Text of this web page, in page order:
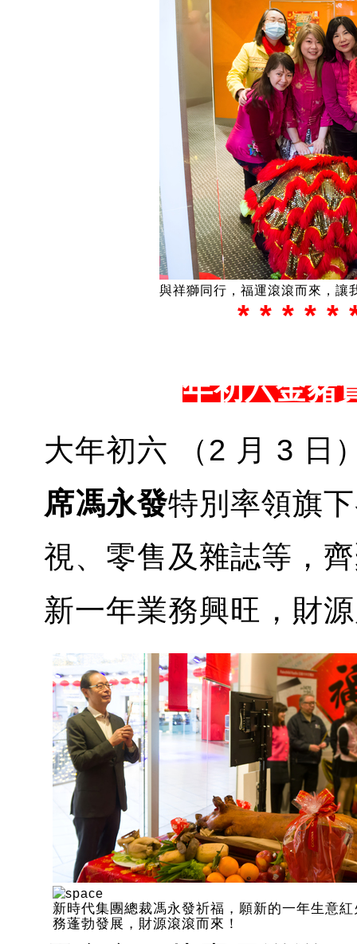
與祥獅同行，福運滾滾而來，讓
* * * * *
年初六金豬
大年初六 （2 月 3 日
席馮永發特別率領旗
視、零售及雜誌等，
新一年業務興旺，財
新時代集團總裁馮永發祈福，願新的一年生意
務蓬勃發展，財源滾滾而來！